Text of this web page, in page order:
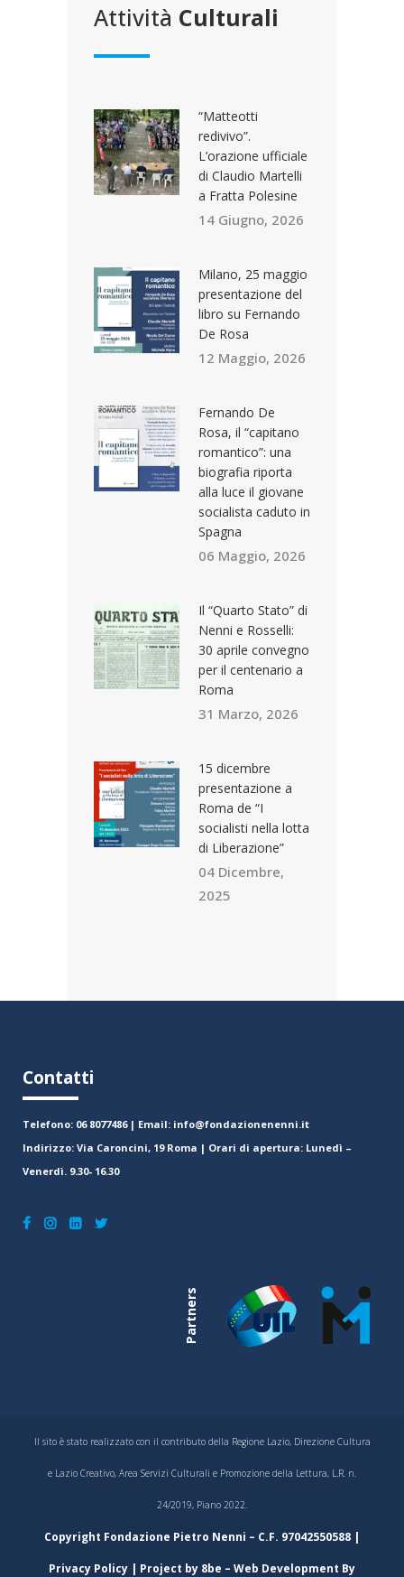
Attività Culturali
“Matteotti
redivivo”.
L’orazione ufficiale
di Claudio Martelli
a Fratta Polesine
14 Giugno, 2026
Milano, 25 maggio
presentazione del
libro su Fernando
De Rosa
12 Maggio, 2026
Fernando De
Rosa, il “capitano
romantico”: una
biografia riporta
alla luce il giovane
socialista caduto in
Spagna
06 Maggio, 2026
Il “Quarto Stato” di
Nenni e Rosselli:
30 aprile convegno
per il centenario a
Roma
31 Marzo, 2026
15 dicembre
presentazione a
Roma de “I
socialisti nella lotta
di Liberazione”
04 Dicembre,
2025
Contatti
Telefono: 06 8077486 | Email: info@fondazionenenni.it
Indirizzo: Via Caroncini, 19 Roma | Orari di apertura: Lunedì –
Venerdì. 9.30- 16.30
Partners
Il sito è stato realizzato con il contributo della Regione Lazio, Direzione Cultura
e Lazio Creativo, Area Servizi Culturali e Promozione della Lettura, L.R. n.
24/2019, Piano 2022.
Copyright Fondazione Pietro Nenni – C.F. 97042550588 |
Privacy Policy | Project by 8be – Web Development By